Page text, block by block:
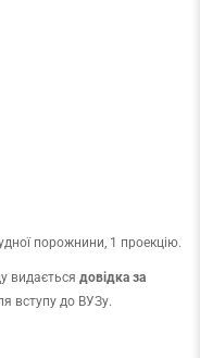
порожнини, 1 проекцію.
видається довідка за
вступу до ВУЗу.